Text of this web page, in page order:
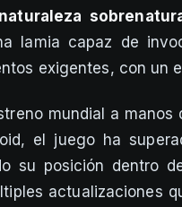
lamia capaz de
exigentes, con un
mundial a manos
el juego ha
su posición dentro
actualizaciones